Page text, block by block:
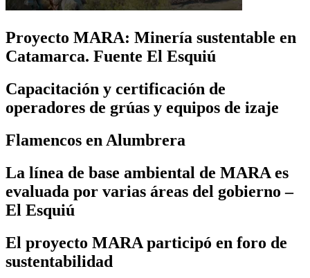
Proyecto MARA: Minería sustentable en
Catamarca. Fuente El Esquiú
Capacitación y certificación de
operadores de grúas y equipos de izaje
Flamencos en Alumbrera
La línea de base ambiental de MARA es
evaluada por varias áreas del gobierno –
El Esquiú
El proyecto MARA participó en foro de
sustentabilidad